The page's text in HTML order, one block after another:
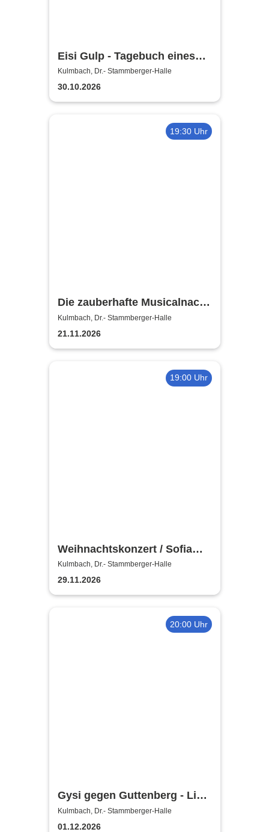
Eisi Gulp - Tagebuch eines
Komikers 1
Kulmbach, Dr.- Stammberger-Halle
30.10.2026
19:30 Uhr
Die zauberhafte Musicalnacht
- Neue Tettauer
Theatergruppe
Kulmbach, Dr.- Stammberger-Halle
21.11.2026
19:00 Uhr
Weihnachtskonzert / Sofia
Symphonics / Ljubka Biagioni
zu Guttenberg
Kulmbach, Dr.- Stammberger-Halle
29.11.2026
20:00 Uhr
Gysi gegen Guttenberg - Live
2026
Kulmbach, Dr.- Stammberger-Halle
01.12.2026